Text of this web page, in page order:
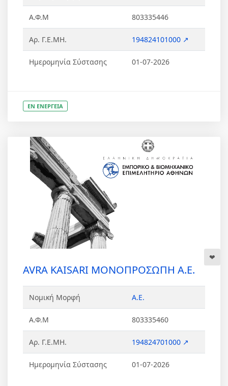
Α.Φ.Μ 803335446
Αρ. Γ.Ε.ΜΗ. 194824101000 ↗
Ημερομηνία Σύστασης 01-07-2026
ΕΝ ΕΝΕΡΓΕΙΑ
AVRA KAISARI ΜΟΝΟΠΡΟΣΩΠΗ Α.Ε.
Νομική Μορφή Α.Ε.
Α.Φ.Μ 803335460
Αρ. Γ.Ε.ΜΗ. 194824701000 ↗
Ημερομηνία Σύστασης 01-07-2026